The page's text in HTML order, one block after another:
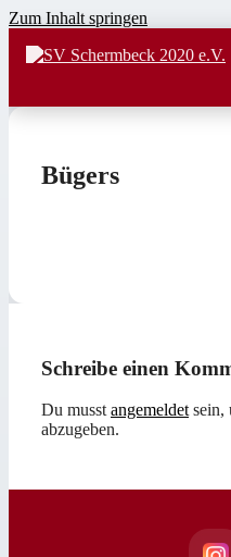
Zum Inhalt springen
Bügers
Schreibe einen
Du musst angemeldet sein,
abzugeben.